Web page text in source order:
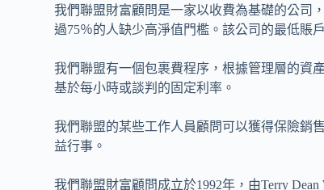
我們聯盟財富顧問是一家以收費為基礎的公司
過75％的人缺少高淨值門檻。該公司的最低賬
我們聯盟有一個包裹費程序，根據管理層的資
基於每小時或談判的固定利率。
我們聯盟的某些工作人員顧問可以獲得保險銷
益行事。
我們聯盟財富顧問成立於1992年，由Terry Dean